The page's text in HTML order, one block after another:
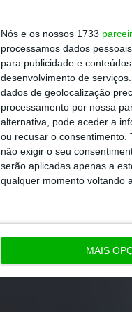
Nós e os nossos 1733
processamos dados
para publicidade e
desenvolvimento de serviços.
dados de geolocalização
processamento por nossa
alternativa, pode aceder a
ou recusar o consentimento.
não exigir o seu
serão aplicadas apenas a
qualquer momento voltando
MAIS